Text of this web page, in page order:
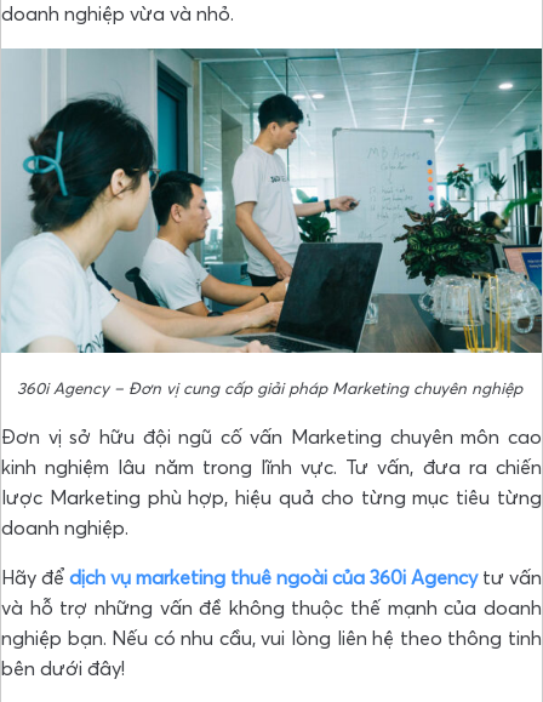
doanh nghiệp vừa và nhỏ.
360i Agency – Đơn vị cung cấp giải pháp Marketing chuyên nghiệp
Đơn vị sở hữu đội ngũ cố vấn Marketing chuyên môn cao
kinh nghiệm lâu năm trong lĩnh vực. Tư vấn, đưa ra chiến
lược Marketing phù hợp, hiệu quả cho từng mục tiêu từng
doanh nghiệp.
Hãy để dịch vụ marketing thuê ngoài của 360i Agencytư vấn
và hỗ trợ những vấn đề không thuộc thế mạnh của doanh
nghiệp bạn. Nếu có nhu cầu, vui lòng liên hệ theo thông tinh
bên dưới đây!